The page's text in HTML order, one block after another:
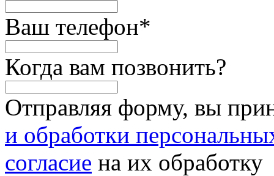
Ваш телефон*
Когда вам позвонить?
Отправляя форму, вы
и обработки
согласие на их обработку